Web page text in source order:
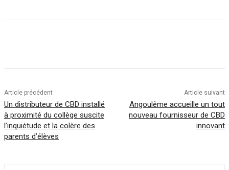
Article précédent
Un distributeur de CBD installé
à proximité du collège suscite
l’inquiétude et la colère des
parents d’élèves
Article suivant
Angoulême accueille un tout
nouveau fournisseur de CBD
innovant